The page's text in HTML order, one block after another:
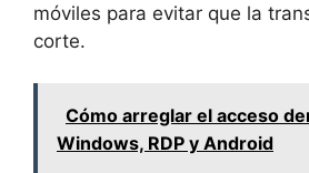
móviles para evitar que la
corte.
Cómo arreglar el acceso
Windows, RDP y Android